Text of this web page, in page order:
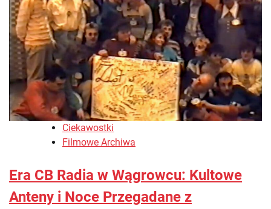
Ciekawostki
Filmowe Archiwa
Era CB Radia w Wągrowcu: Kultowe
Anteny i Noce Przegadane z